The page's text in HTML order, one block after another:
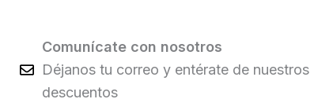
Comunícate con nosotros
Déjanos tu correo y entérate de nuestros
descuentos